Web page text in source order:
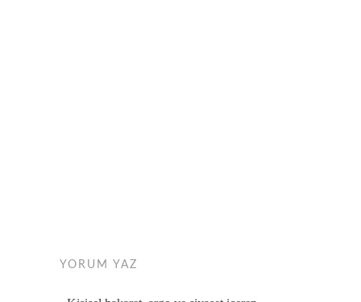
YORUM YAZ